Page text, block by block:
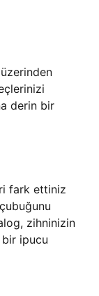
derin bir
fark ettiniz
zihninizin
bir ipucu